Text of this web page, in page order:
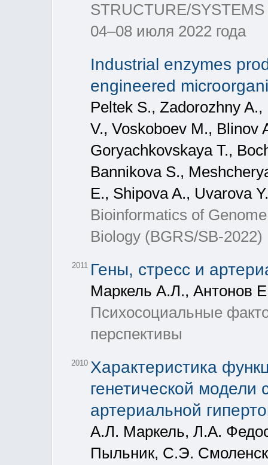
STRUCTURE/
04–08 июля 2022 года
Industrial enzymes
engineered
Peltek S., Zadorozhny
V., Voskoboev M., Blinov
Goryachkovskaya T.,
Bannikova S.,
E., Shipova A., Uvarova Y.
Bioinformatics of
Biology (BGRS/SB-2022)
2011 Гены, стресс и
Маркель А.Л., Антонов
Психосоциальные
перспективы
2010 Характеристика
генетической модели
артериальной
А.Л. Маркель, Л.А.
Пыльник, С.Э.